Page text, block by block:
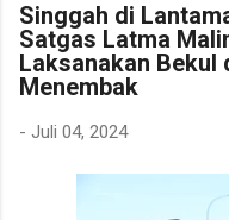
Singgah di
Satgas Latma
Laksanakan Bekul
Menembak
- Juli 04, 2024